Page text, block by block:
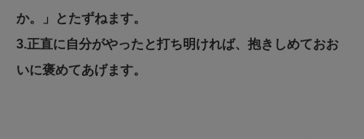
か。」とたずねます。
3.正直に自分がやったと打ち明ければ、抱きしめておお
いに褒めてあげます。